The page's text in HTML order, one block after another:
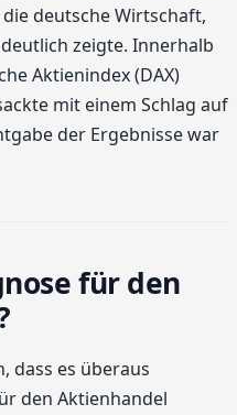
deutsche Wirtschaft,
zeigte. Innerhalb
Aktienindex (DAX)
mit einem Schlag auf
der Ergebnisse war
für den
dass es überaus
den Aktienhandel